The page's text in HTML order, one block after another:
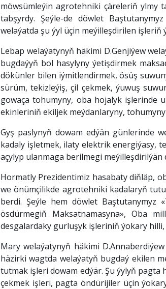
möwsümleýin agrotehniki çäreleriň ylmy
tabşyrdy. Şeýle-de döwlet
welaýatda şu ýyl üçin meýilleşdirilen
Lebap welaýatynyň häkimi D.Genjiýew
bugdaýyň bol hasylyny ýetişdirmek
dökünler bilen iýmitlendirmek, ösüş
sürüm, tekizleýiş, çil çekmek, ýuwuş
gowaça tohumyny, oba hojalyk işlerinde
ekinleriniň ekiljek meýdanlaryny,
Gyş paslynyň dowam edýän günlerinde
kadaly işletmek, ilaty elektrik energiýasy,
açylyp ulanmaga berilmegi
Hormatly Prezidentimiz hasabaty diňläp,
we önümçilikde agrotehniki kadalaryň
berdi. Şeýle hem döwlet Baştutanymyz
ösdürmegiň Maksatnamasyna», Oba
desgalardaky gurluşyk işleriniň ýokary
Mary welaýatynyň häkimi
häzirki wagtda welaýatyň bugdaý ekilen
tutmak işleri dowam edýär. Şu ýylyň
çekmek işleri, pagta öndürijiler üçin